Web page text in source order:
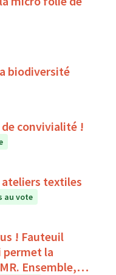
biodiversité
de convivialité !
textiles
au vote
! Fauteuil
Ensemble,